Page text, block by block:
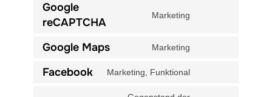
Google
reCAPTCHA
Marketing
Google Maps Marketing
Facebook Marketing, Funktional